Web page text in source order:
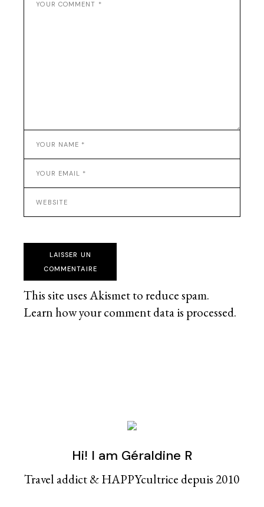
LAISSER UN
COMMENTAIRE
This site uses Akismet to reduce spam.
Learn how your comment data is processed.
Hi! I am Géraldine R
Travel addict & HAPPYcultrice depuis 2010